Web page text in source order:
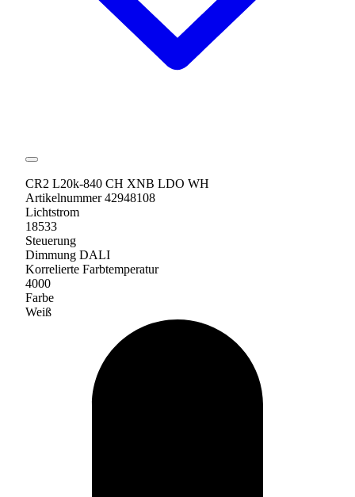
CR2 L20k-840 CH XNB LDO WH
Artikelnummer 42948108
Lichtstrom
18533
Steuerung
Dimmung DALI
Korrelierte Farbtemperatur
4000
Farbe
Weiß